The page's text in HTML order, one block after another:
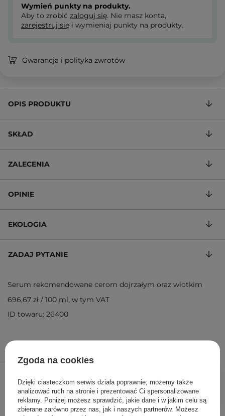
209,00 zł
DODAJ DO KOSZYKA
Wymień punkty na produkty.
Aby to zrobić zaloguj się. Nie masz konta,
zarejestruj się i wymieniaj punkty na produkty.
Gwarancja i polityka zwrotów
OPIS PRODUKTU
SKŁAD
ZALECENIA
OPINIE
EKOLOGIA
ZADAJ PYTANIE
Serum rekomendowane cerom dojrzałym oraz wiotkim
696,67 zł / 100 ml, w tym VAT
ID towaru: 26400
Zgoda na cookies
Dzięki ciasteczkom serwis działa poprawnie; możemy także
analizować ruch na stronie i prezentować Ci spersonalizowane
reklamy. Poniżej możesz sprawdzić, jakie dane i w jakim celu są
zbierane zarówno przez nas, jak i naszych partnerów. Możesz